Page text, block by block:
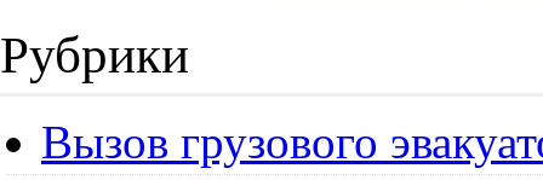
Рубрики
Вызов грузового